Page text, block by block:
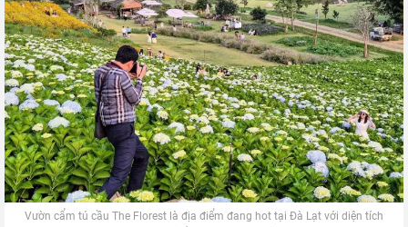
Vườn cẩm tú cầu The Florest là địa điểm đang hot tại Đà Lạt với diện tích